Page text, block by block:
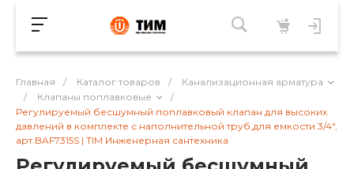
Главная / Каталог товаров /
Канализационная арматура
/
Клапаны поплавковые
/
Регулируемый бесшумный поплавковый клапан для высоких
давлений в комплекте с наполнительной труб,для емкости 3/4",
арт.BAF7315S | TIM Инженерная сантехника